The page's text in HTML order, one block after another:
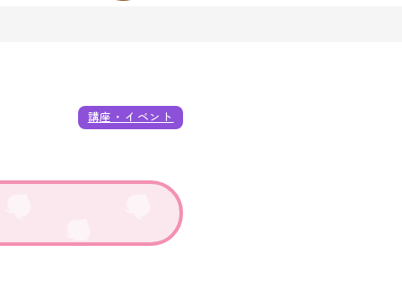
講座・イベント